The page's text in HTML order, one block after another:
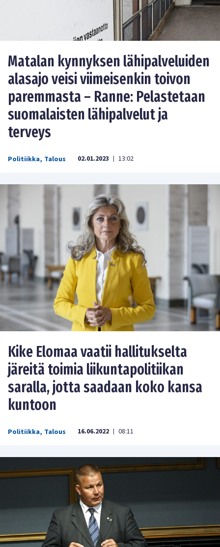
Matalan kynnyksen lähipalveluiden
alasajo veisi viimeisenkin toivon
paremmasta – Ranne: Pelastetaan
suomalaisten lähipalvelut ja
terveys
Politiikka, Talous 02.01.2023 | 13:02
Kike Elomaa vaatii hallitukselta
järeitä toimia liikuntapolitiikan
saralla, jotta saadaan koko kansa
kuntoon
Politiikka, Talous 16.06.2022 | 08:11